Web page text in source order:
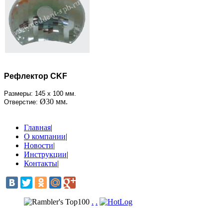
Рефлектор CKF
Размеры: 145 x 100 мм.
Отверстие: Ø30 мм.
Главная|
О компании|
Новости|
Инструкции|
Контакты|
. .